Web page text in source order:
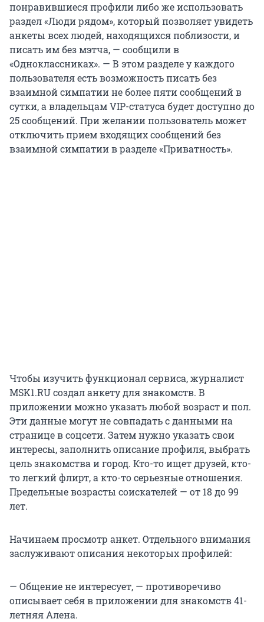
понравившиеся профили либо же использовать
раздел «Люди рядом», который позволяет увидеть
анкеты всех людей, находящихся поблизости, и
писать им без мэтча, — сообщили в
«Одноклассниках». — В этом разделе у каждого
пользователя есть возможность писать без
взаимной симпатии не более пяти сообщений в
сутки, а владельцам VIP-статуса будет доступно до
25 сообщений. При желании пользователь может
отключить прием входящих сообщений без
взаимной симпатии в разделе «Приватность».
Чтобы изучить функционал сервиса, журналист
MSK1.RU создал анкету для знакомств. В
приложении можно указать любой возраст и пол.
Эти данные могут не совпадать с данными на
странице в соцсети. Затем нужно указать свои
интересы, заполнить описание профиля, выбрать
цель знакомства и город. Кто-то ищет друзей, кто-
то легкий флирт, а кто-то серьезные отношения.
Предельные возрасты соискателей — от 18 до 99
лет.
Начинаем просмотр анкет. Отдельного внимания
заслуживают описания некоторых профилей:
— Общение не интересует, — противоречиво
описывает себя в приложении для знакомств 41-
летняя Алена.